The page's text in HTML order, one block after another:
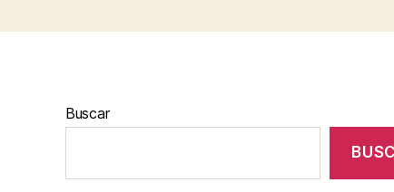
Buscar